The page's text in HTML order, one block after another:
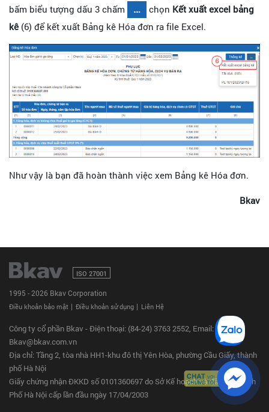
bấm biểu tượng dấu 3 chấm
chọn Kết xuất excel bảng
kê (6) để kết xuất Bảng kê Hóa đơn ra file Excel.
Như vậy là bạn đã hoàn thành việc xem Bảng kê Hóa đơn.
Bkav
ISO 27001
1995 - 2026 Bkav Corporation
Điều khoản bảo mật | Điều khoản sử dụng | Liên Hệ
Công ty cổ phần Bkav - Điện thoại: (84-24) 3763 2552, Email:
Bkav@bkav.com.vn
Địa chỉ: Tầng 2, tòa nhà HH1-khu đô thị Yên Hòa, phường Cầu Giấy, thành
phố Hà Nội
Giấy chứng nhận ĐKKD số 0101360697 do Sở Kế hoạch và đầu tư Thành
Phố Hà Nội cấp lần đầu ngày 17/04/2003